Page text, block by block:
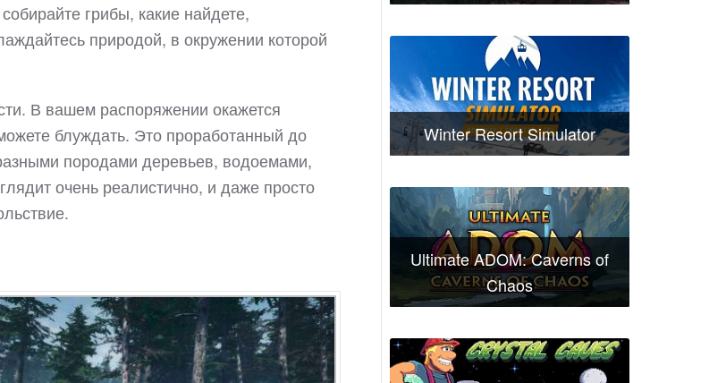
грибы, какие найдете,
природой, в окружении которой
В вашем распоряжении окажется
блуждать. Это проработанный до
породами деревьев, водоемами,
очень реалистично, и даже просто
Winter Resort Simulator
Ultimate ADOM: Caverns of
Chaos